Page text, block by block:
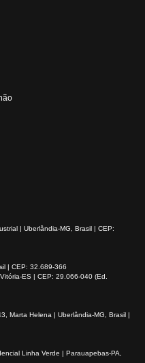
| Uberlândia-MG, Brasil | CEP:
| CEP: 32.689-366
ES | CEP: 29.066-040 (Ed.
Marta Helena | Uberlândia-MG, Brasil |
Linha Verde | Parauapebas-PA,